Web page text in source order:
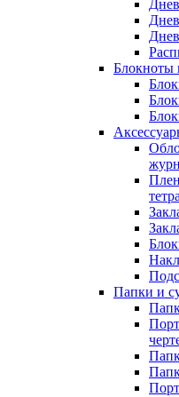
Блокноты
Папки и